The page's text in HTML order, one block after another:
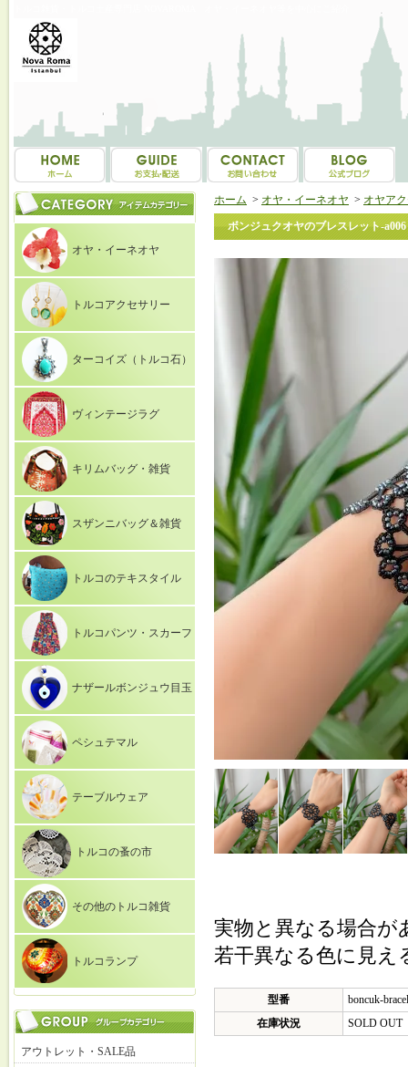
オヤ・イーネオヤ
トルコアクセサリー
ターコイズ（トルコ石）
ヴィンテージラグ
キリムバッグ・雑貨
スザンニバッグ＆雑貨
トルコのテキスタイル
トルコパンツ・スカーフ
ナザールボンジュウ目玉
ペシュテマル
テーブルウェア
トルコの蚤の市
その他のトルコ雑貨
トルコランプ
アウトレット・SALE品
ホーム > オヤ・イーネオヤ > オヤア
ボンジュクオヤのブレスレット-a006
実物と異なる場合が
若干異なる色に見
型番
boncuk-
在庫状況
SOLD OUT